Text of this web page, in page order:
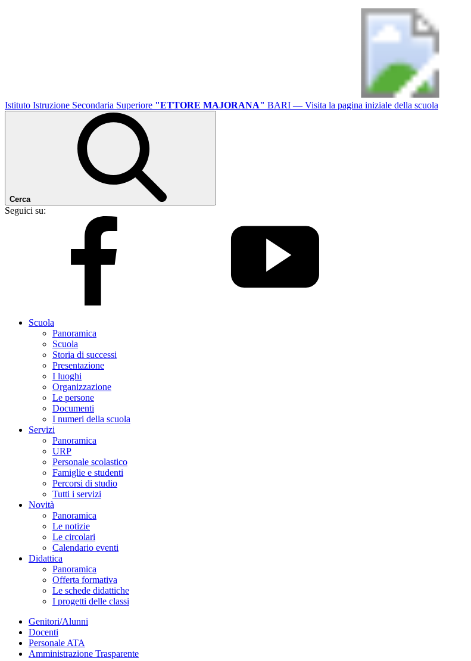
Istituto Istruzione Secondaria Superiore "ETTORE MAJORANA" BARI — Visita la pagina iniziale della scuola
Cerca
Seguici su:
Scuola
Panoramica
Scuola
Storia di successi
Presentazione
I luoghi
Organizzazione
Le persone
Documenti
I numeri della scuola
Servizi
Panoramica
URP
Personale scolastico
Famiglie e studenti
Percorsi di studio
Tutti i servizi
Novità
Panoramica
Le notizie
Le circolari
Calendario eventi
Didattica
Panoramica
Offerta formativa
Le schede didattiche
I progetti delle classi
Genitori/Alunni
Docenti
Personale ATA
Amministrazione Trasparente